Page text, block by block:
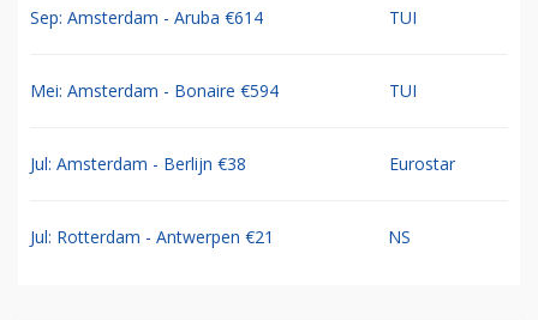
Sep: Amsterdam - Aruba €614 TUI
Mei: Amsterdam - Bonaire €594 TUI
Jul: Amsterdam - Berlijn €38 Eurostar
Jul: Rotterdam - Antwerpen €21 NS